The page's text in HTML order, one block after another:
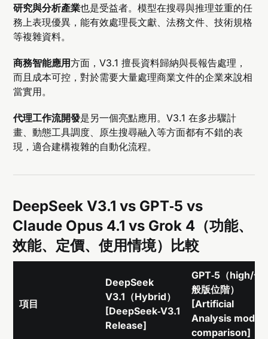
研究與分析產業也是受益者。模型在搜尋與推理並重的任
務上表現優異，能有效處理長文獻、法務文件、技術規格
等複雜資料。
商務智能應用方面，V3.1 擅長資料歸納與長報告處理，
而且成本可控，對於需要大量處理商業文件的企業來說相
當實用。
代理工作流開發是另一個亮點應用。V3.1 在多步驟計
畫、動態工具調度、原生搜尋融入等方面都有不錯的表
現，適合建構複雜的自動化流程。
DeepSeek V3.1 vs GPT‑5 vs
Claude Opus 4.1 vs Grok 4（功能、
效能、定價、使用情境）比較
項目
DeepSeek
V3.1（Hybrid）
[DeepSeek‑V3.1
Release]
GPT‑5（high/一
般版位階）
[Artificial
Analysis model
comparison]